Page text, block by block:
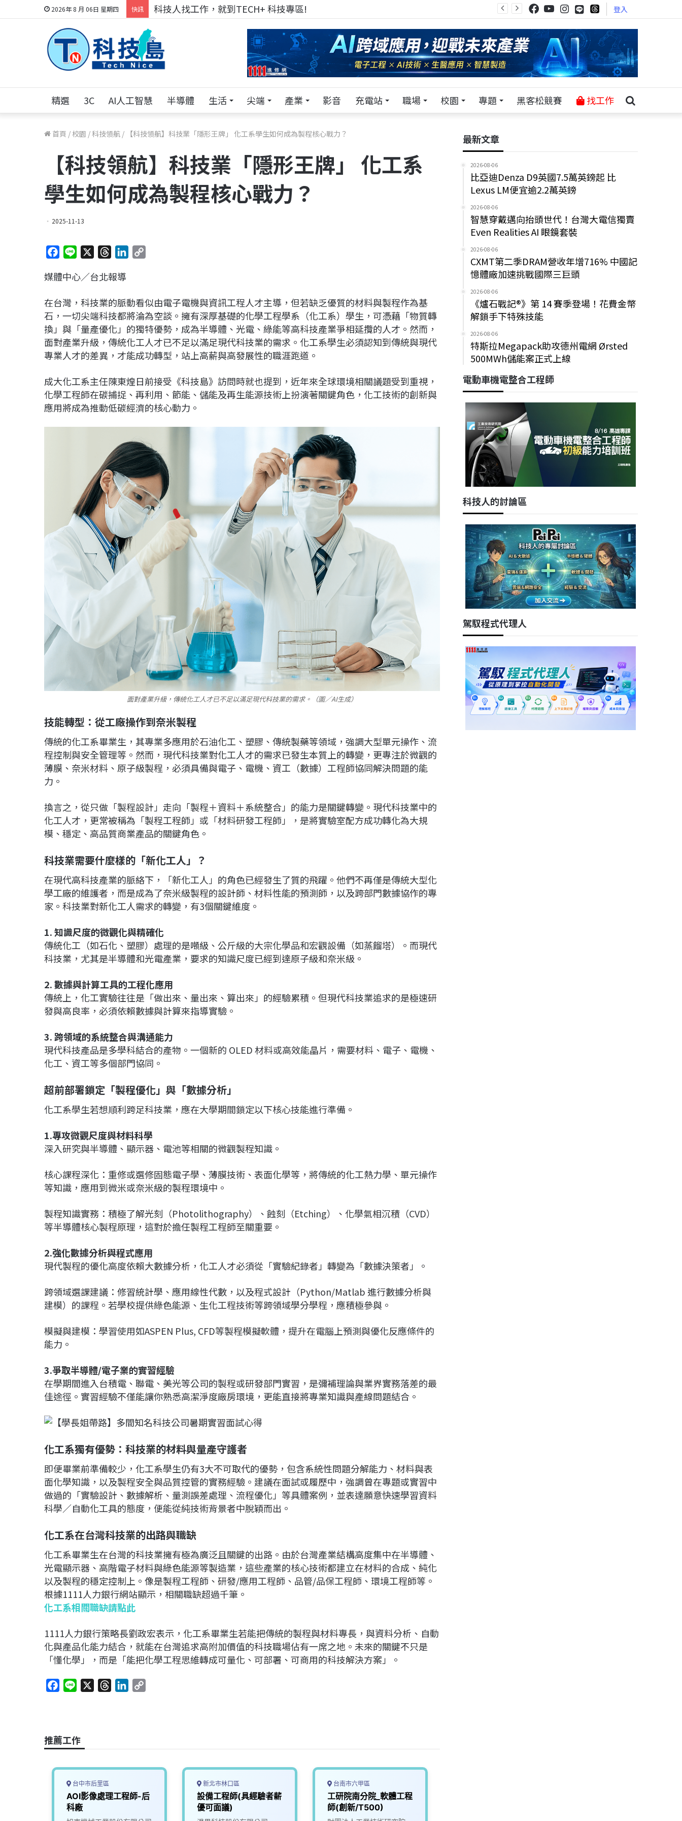
2026年 8 月 06日 星期四 快訊 科技人找工作，就到TECH+ 科技專區! 登入
精選 3C AI人工智慧 半導體 生活 尖端 產業 影音 充電站 職場 校園 專題 黑客松競賽 找工作
首頁 / 校園 /科技領航 / 【科技領航】科技業「隱形王牌」 化工系學生如何成為製程核心戰力？
【科技領航】科技業「隱形王牌」 化工系
學生如何成為製程核心戰力？
2025-11-13
c
b
o
o
k
n
r
a
d
s
e
d
I
n
L
i
n
k
媒體中心／台北報導
在台灣，科技業的脈動看似由電子電機與資訊工程人才主導，但若缺乏優質的材料與製程作為基
石，一切尖端科技都將淪為空談。擁有深厚基礎的化學工程學系（化工系）學生，可憑藉「物質轉
換」與「量產優化」的獨特優勢，成為半導體、光電、綠能等高科技產業爭相延攬的人才。然而，
面對產業升級，傳統化工人才已不足以滿足現代科技業的需求。化工系學生必須認知到傳統與現代
專業人才的差異，才能成功轉型，站上高薪與高發展性的職涯跑道。
成大化工系主任陳東煌日前接受《科技島》訪問時就也提到，近年來全球環境相關議題受到重視，
化學工程師在碳捕捉、再利用、節能、儲能及再生能源技術上扮演著關鍵角色，化工技術的創新與
應用將成為推動低碳經濟的核心動力。
面對產業升級，傳統化工人才已不足以滿足現代科技業的需求。（圖／AI生成）
技能轉型：從工廠操作到奈米製程
傳統的化工系畢業生，其專業多應用於石油化工、塑膠、傳統製藥等領域，強調大型單元操作、流
程控制與安全管理等。然而，現代科技業對化工人才的需求已發生本質上的轉變，更專注於微觀的
薄膜、奈米材料、原子級製程，必須具備與電子、電機、資工（數據）工程師協同解決問題的能
力。
換言之，從只做「製程設計」走向「製程＋資料＋系統整合」的能力是關鍵轉變。現代科技業中的
化工人才，更常被稱為「製程工程師」或「材料研發工程師」，是將實驗室配方成功轉化為大規
模、穩定、高品質商業產品的關鍵角色。
科技業需要什麼樣的「新化工人」？
在現代高科技產業的脈絡下，「新化工人」的角色已經發生了質的飛躍。他們不再僅是傳統大型化
學工廠的維護者，而是成為了奈米級製程的設計師、材料性能的預測師，以及跨部門數據協作的專
家。科技業對新化工人需求的轉變，有3個關鍵維度。
1. 知識尺度的微觀化與精確化
傳統化工（如石化、塑膠）處理的是噸級、公斤級的大宗化學品和宏觀設備（如蒸餾塔）。而現代
科技業，尤其是半導體和光電產業，要求的知識尺度已經到達原子級和奈米級。
2. 數據與計算工具的工程化應用
傳統上，化工實驗往往是「做出來、量出來、算出來」的經驗累積。但現代科技業追求的是極速研
發與高良率，必須依賴數據與計算來指導實驗。
3. 跨領域的系統整合與溝通能力
現代科技產品是多學科結合的產物。一個新的 OLED 材料或高效能晶片，需要材料、電子、電機、
化工、資工等多個部門協同。
超前部署鎖定「製程優化」與「數據分析」
化工系學生若想順利跨足科技業，應在大學期間鎖定以下核心技能進行準備。
1.專攻微觀尺度與材料科學
深入研究與半導體、顯示器、電池等相關的微觀製程知識。
核心課程深化：重修或選修固態電子學、薄膜技術、表面化學等，將傳統的化工熱力學、單元操作
等知識，應用到微米或奈米級的製程環境中。
製程知識實務：積極了解光刻（Photolithography）、蝕刻（Etching）、化學氣相沉積（CVD）
等半導體核心製程原理，這對於擔任製程工程師至關重要。
2.強化數據分析與程式應用
現代製程的優化高度依賴大數據分析，化工人才必須從「實驗紀錄者」轉變為「數據決策者」。
跨領域選課建議：修習統計學、應用線性代數，以及程式設計（Python/Matlab 進行數據分析與
建模）的課程。若學校提供綠色能源、生化工程技術等跨領域學分學程，應積極參與。
模擬與建模：學習使用如ASPEN Plus, CFD等製程模擬軟體，提升在電腦上預測與優化反應條件的
能力。
3.爭取半導體/電子業的實習經驗
在學期間進入台積電、聯電、美光等公司的製程或研發部門實習，是彌補理論與業界實務落差的最
佳途徑。實習經驗不僅能讓你熟悉高潔淨度廠房環境，更能直接將專業知識與產線問題結合。
化工系獨有優勢：科技業的材料與量產守護者
即便畢業前準備較少，化工系學生仍有3大不可取代的優勢，包含系統性問題分解能力、材料與表
面化學知識，以及製程安全與品質控管的實務經驗。建議在面試或履歷中，強調曾在專題或實習中
做過的「實驗設計、數據解析、量測誤差處理、流程優化」等具體案例，並表達願意快速學習資料
科學／自動化工具的態度，便能從純技術背景者中脫穎而出。
化工系在台灣科技業的出路與職缺
化工系畢業生在台灣的科技業擁有極為廣泛且關鍵的出路。由於台灣產業結構高度集中在半導體、
光電顯示器、高階電子材料與綠色能源等製造業，這些產業的核心技術都建立在材料的合成、純化
以及製程的穩定控制上。像是製程工程師、研發/應用工程師、品管/品保工程師、環境工程師等。
根據1111人力銀行網站顯示，相關職缺超過千筆。
化工系相關職缺請點此
1111人力銀行策略長劉政宏表示，化工系畢業生若能把傳統的製程與材料專長，與資料分析、自動
化與產品化能力結合，就能在台灣追求高附加價值的科技職場佔有一席之地。未來的關鍵不只是
「懂化學」，而是「能把化學工程思維轉成可量化、可部署、可商用的科技解決方案」。
b
o
o
d
s
d
I
i
n
推薦工作
台中市后里區
AOI影像處理工程師-后
科廠
新北市林口區
設備工程師(具經驗者薪
優可面議)
台南市六甲區
工研院南分院_軟體工程
師(創新/T500)
最新文章
2026-08-06
比亞迪Denza D9英國7.5萬英鎊起 比
Lexus LM便宜逾2.2萬英鎊
2026-08-06
智慧穿戴邁向抬頭世代！台灣大電信獨賣
Even Realities AI 眼鏡套裝
2026-08-06
CXMT第二季DRAM營收年增716% 中國記
憶體廠加速挑戰國際三巨頭
2026-08-06
《爐石戰記®》第 14 賽季登場！花費金幣
解鎖手下特殊技能
2026-08-06
特斯拉Megapack助攻德州電網 Ørsted
500MWh儲能案正式上線
電動車機電整合工程師
科技人的討論區
駕馭程式代理人